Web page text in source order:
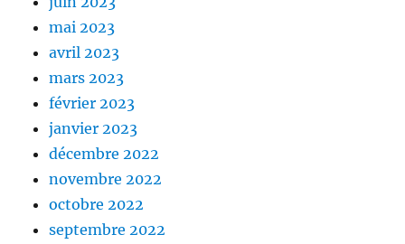
mai 2023
avril 2023
mars 2023
février 2023
janvier 2023
décembre 2022
novembre 2022
octobre 2022
septembre 2022